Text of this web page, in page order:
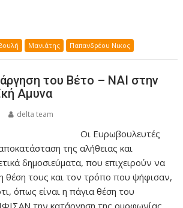
Μανιάτης Παπανδρέου Νικος
του Βέτο – ΝΑΙ στην
Αμυνα
delta team
Οι Ευρωβουλευτές
της αλήθειας και
δημοσιεύματα, που επιχειρούν να
θέση τους και τον τρόπο που ψήφισαν,
όπως είναι η πάγια θέση του
την κατάργηση της ομοφωνίας